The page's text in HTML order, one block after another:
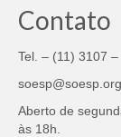
Contato
Tel. – (11) 3107 –
Aberto de
às 18h.